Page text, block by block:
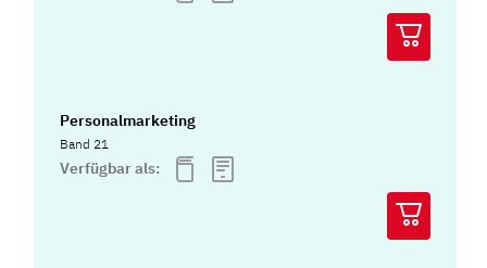
Personalmarketing
Band 21
Verfügbar als: